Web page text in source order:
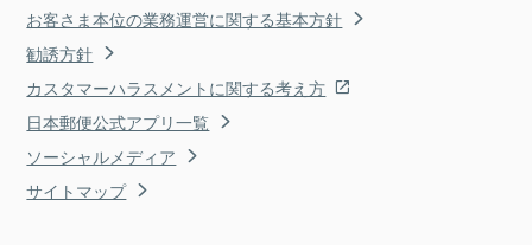
お客さま本位の業務運営に関する基本方針
勧誘方針
カスタマーハラスメントに関する考え方
日本郵便公式アプリ一覧
ソーシャルメディア
サイトマップ